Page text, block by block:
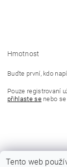
Hmotnost
Buďte první, kdo
Pouze registrovaní
přihlaste senebo se
Tento web